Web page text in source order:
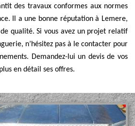
des travaux conformes aux normes
Il a une bonne réputation à Lemere,
qualité. Si vous avez un projet relatif
n’hésitez pas à le contacter pour
Demandez-lui un devis de vos
en détail ses offres.